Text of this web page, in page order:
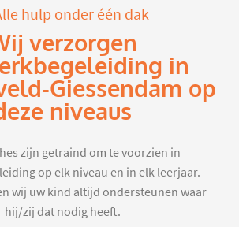
hulp onder één dak
verzorgen
in
Giessendam op
niveaus
zijn getraind om te voorzien in
op elk niveau en in elk leerjaar.
wij uw kind altijd ondersteunen waar
hij/zij dat nodig heeft.